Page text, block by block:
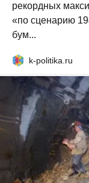
рекордных
«по сценарию
бум...
k-politika.ru